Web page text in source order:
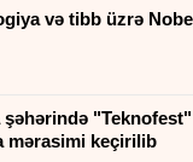
və tibb üzrə
"Teknofest"
mərasimi keçirilib